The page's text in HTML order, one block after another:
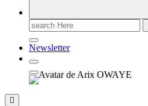
Newsletter